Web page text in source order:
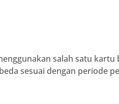
salah satu
sesuai dengan periode